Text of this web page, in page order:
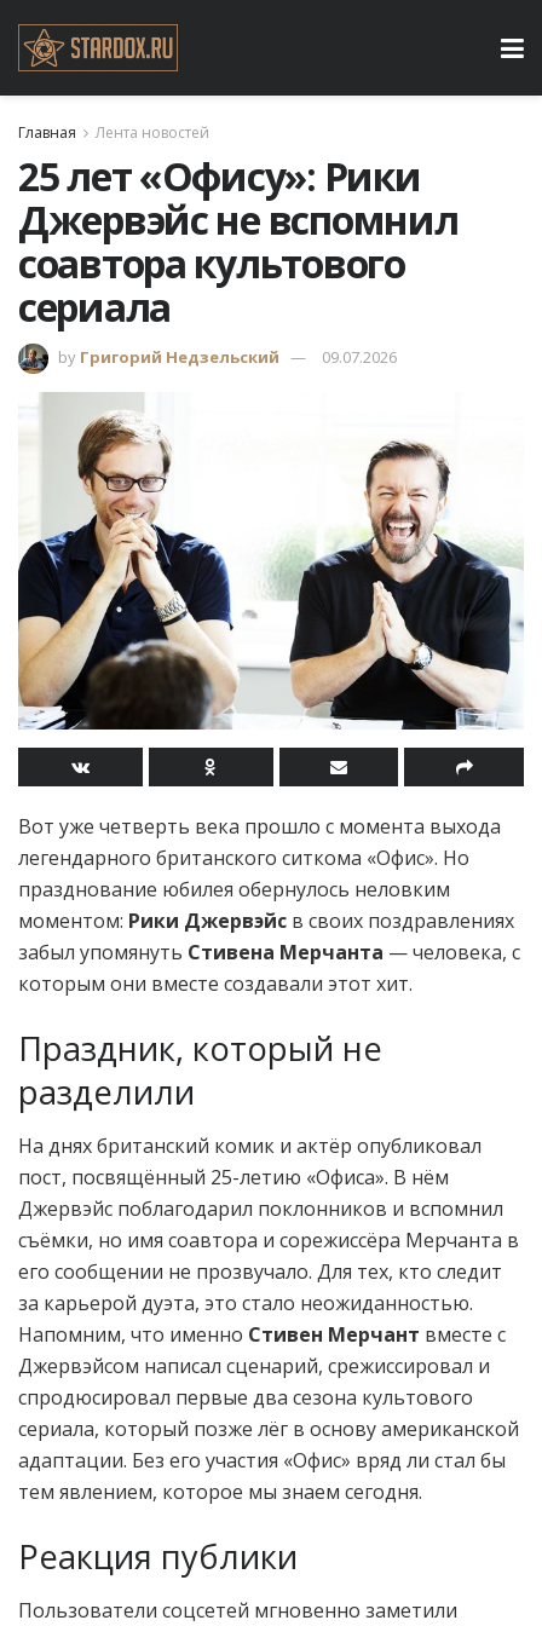
Главная Лента новостей
25 лет «Офису»: Рики
Джервэйс не вспомнил
соавтора культового
сериала
by Григорий Недзельский 09.07.2026
Вот уже четверть века прошло с момента выхода
легендарного британского ситкома «Офис». Но
празднование юбилея обернулось неловким
моментом: Рики Джервэйс в своих поздравлениях
забыл упомянуть Стивена Мерчанта — человека, с
которым они вместе создавали этот хит.
Праздник, который не
разделили
На днях британский комик и актёр опубликовал
пост, посвящённый 25-летию «Офиса». В нём
Джервэйс поблагодарил поклонников и вспомнил
съёмки, но имя соавтора и сорежиссёра Мерчанта в
его сообщении не прозвучало. Для тех, кто следит
за карьерой дуэта, это стало неожиданностью.
Напомним, что именно Стивен Мерчант вместе с
Джервэйсом написал сценарий, срежиссировал и
спродюсировал первые два сезона культового
сериала, который позже лёг в основу американской
адаптации. Без его участия «Офис» вряд ли стал бы
тем явлением, которое мы знаем сегодня.
Реакция публики
Пользователи соцсетей мгновенно заметили